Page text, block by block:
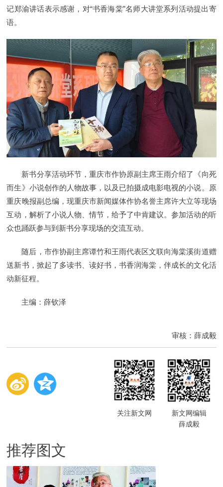
记郑渝讲话表示感谢，对“书香海棠”名师大讲堂系列活动提出寄
语。
新书分享活动环节，重庆市作协原副主席王雨介绍了《向死
而生》小说创作的人物故事，以及已拍摄成电影电视的小说。原
重庆晚报副总编，现重庆市新闻媒体作协名誉主席许大立等现场
互动，解析了小说人物、情节，给予了中肯建议。参加活动的听
众也踊跃参与到新书分享现场的交流互动。
随后，市作协副主席谭竹和王雨代表区文联向海棠溪街道赠
送新书，掀起了多读书、读好书，书香润海棠，伴成长的文化活
动新征程。
主编：薛钦泽
审核：薛成毅
关注新文网
新文网编辑
薛成毅
推荐图文